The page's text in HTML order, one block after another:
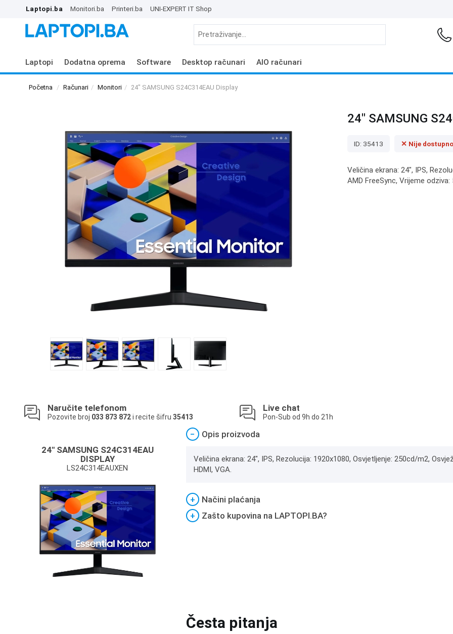
Laptopi.ba Monitori.ba Printeri.ba UNI-EXPERT IT Shop
Laptopi Dodatna oprema Software Desktop računari AIO računari
Početna Računari Monitori 24" SAMSUNG S24C314EAU Display
24" SAMSUNG
ID: 35413 ✕ Nije dostupno
Veličina ekrana: 24", IPS,
AMD FreeSync, Vrijeme odziva:
Naručite telefonom
Pozovite broj 033 873 872i recite šifru 35413
Live chat
Pon-Sub od 9h do 21h
24" SAMSUNG S24C314EAU
DISPLAY
LS24C314EAUXEN
− Opis proizvoda
Veličina ekrana: 24", IPS, Rezolucija: 1920x1080, Osvjetljenje: 250cd/m2,
HDMI, VGA.
+
Načini plaćanja
+
Zašto kupovina na LAPTOPI.BA?
Česta pitanja